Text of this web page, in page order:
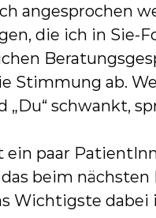
&
E
r
n
ä
r
u
n
angesprochen
die ich in Sie-
Stimmung ab.
„Du“ schwankt,
paar
beim
Wichtigste